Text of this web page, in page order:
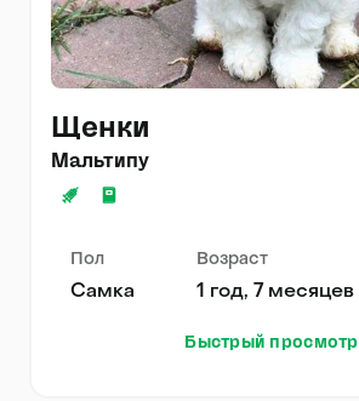
Щенки
Мальтипу
Пол
Самка
Возраст
1 год, 7 месяцев
Быстрый просмотр